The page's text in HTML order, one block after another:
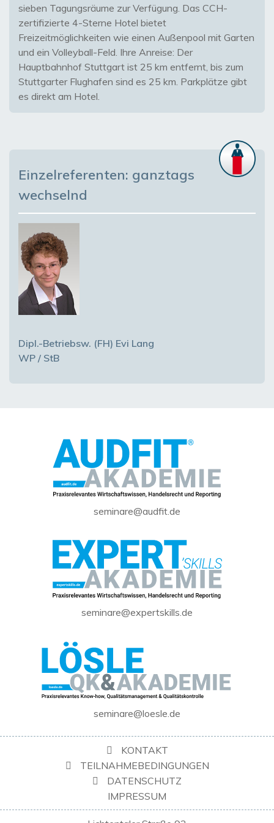
sieben Tagungsräume zur Verfügung. Das CCH-
zertifizierte 4-Sterne Hotel bietet
Freizeitmöglichkeiten wie einen Außenpool mit Garten
und ein Volleyball-Feld. Ihre Anreise: Der
Hauptbahnhof Stuttgart ist 25 km entfernt, bis zum
Stuttgarter Flughafen sind es 25 km. Parkplätze gibt
es direkt am Hotel.
Einzelreferenten: ganztags
wechselnd
Dipl.-Betriebsw. (FH) Evi Lang
WP / StB
seminare@audfit.de
seminare@expertskills.de
seminare@loesle.de
KONTAKT
TEILNAHMEBEDINGUNGEN
DATENSCHUTZ
IMPRESSUM